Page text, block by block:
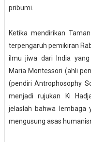
pribumi.
Ketika mendirikan
terpengaruh pemikiran
ilmu jiwa dari India
Maria Montessori (ahli
(pendiri Antrophosophy
menjadi rujukan Ki
jelaslah bahwa lembaga
mengusung asas